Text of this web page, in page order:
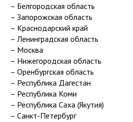
– Белгородская область
– Запорожская область
– Краснодарский край
– Ленинградская область
– Москва
– Нижегородская область
– Оренбургская область
– Республика Дагестан
– Республика Коми
– Республика Саха (Якутия)
– Санкт-Петербург